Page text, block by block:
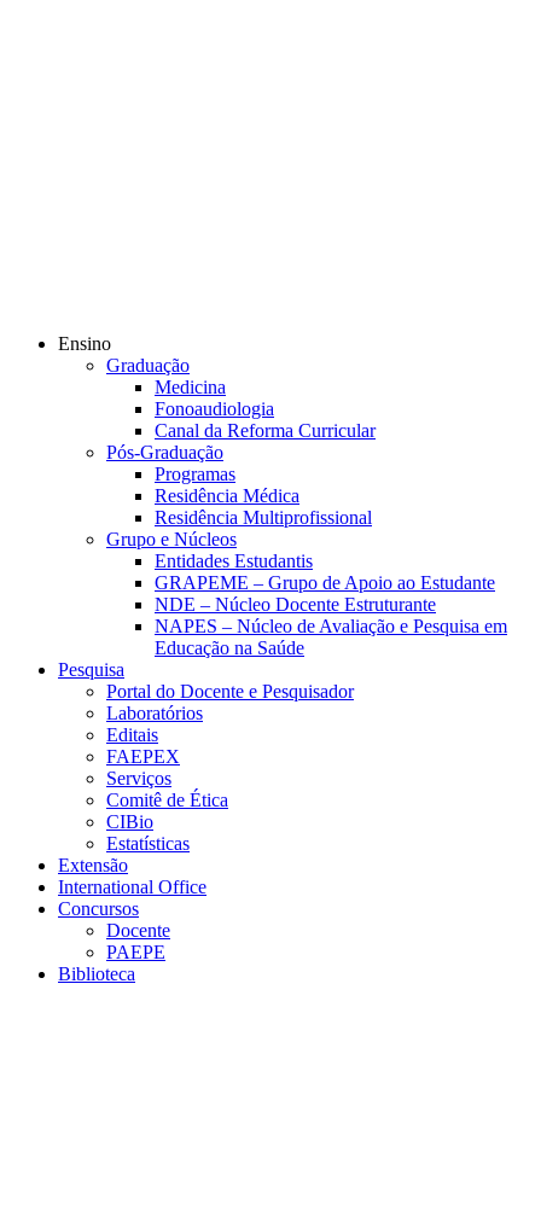
Ensino
Graduação
Medicina
Fonoaudiologia
Canal da Reforma Curricular
Pós-Graduação
Programas
Residência Médica
Residência Multiprofissional
Grupo e Núcleos
Entidades Estudantis
GRAPEME – Grupo de Apoio ao Estudante
NDE – Núcleo Docente Estruturante
NAPES – Núcleo de Avaliação e Pesquisa em
Educação na Saúde
Pesquisa
Portal do Docente e Pesquisador
Laboratórios
Editais
FAEPEX
Serviços
Comitê de Ética
CIBio
Estatísticas
Extensão
International Office
Concursos
Docente
PAEPE
Biblioteca